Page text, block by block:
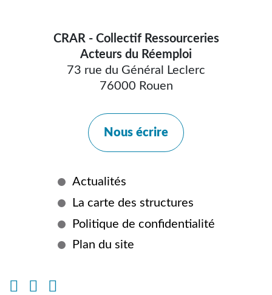
CRAR - Collectif Ressourceries
Acteurs du Réemploi
73 rue du Général Leclerc
76000 Rouen
Nous écrire
d'informations
Actualités
La carte des structures
Politique de confidentialité
Plan du site
Instagram
Facebook